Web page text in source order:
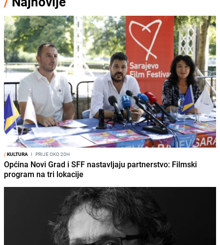
/KULTURA I PRIJE OKO 20H
Općina Novi Grad i SFF nastavljaju partnerstvo: Filmski
program na tri lokacije